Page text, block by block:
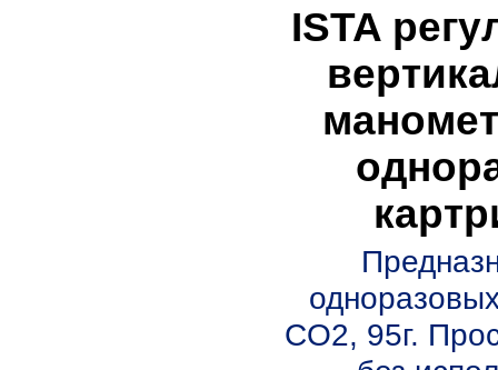
ISTA
CO2, 95г.